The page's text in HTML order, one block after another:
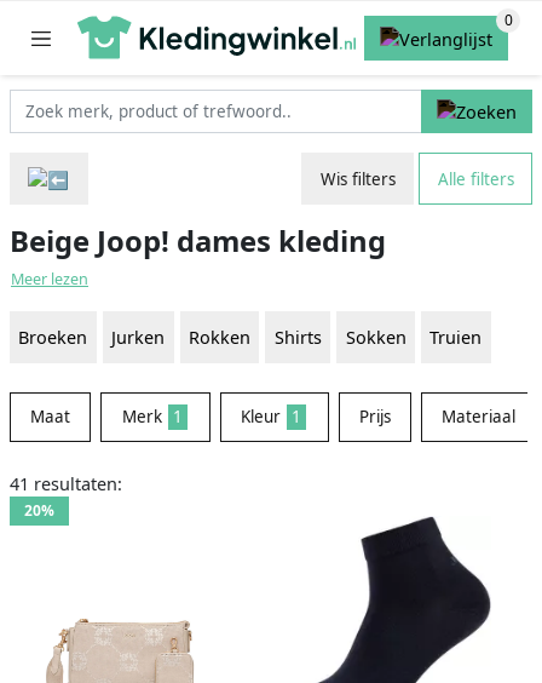
Wis filters Alle filters
Beige Joop! dames kleding
Meer lezen
Broeken Jurken Rokken Shirts Sokken Truien
Maat Merk 1 Kleur 1 Prijs Materiaal
41 resultaten:
20%